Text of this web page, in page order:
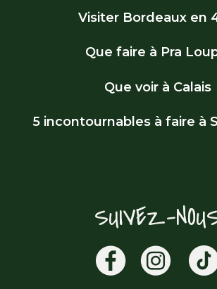
Visiter Bordeaux en
Que faire à Pra
Que voir à Calais
5 incontournables à faire à
SUIVEZ-